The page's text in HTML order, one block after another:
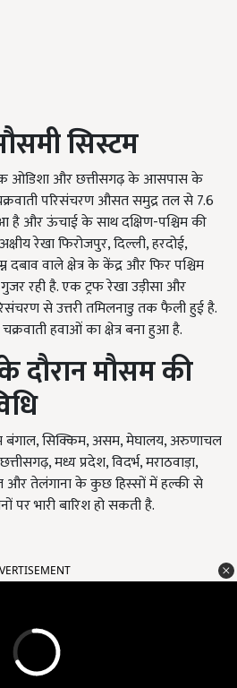
सिस्टम
ओडिशा और छत्तीसगढ़ के आसपास के
परिसंचरण औसत समुद्र तल से 7.6
और ऊंचाई के साथ दक्षिण-पश्चिम की
रेखा फिरोजपुर, दिल्ली, हरदोई,
दबाव वाले क्षेत्र के केंद्र और फिर पश्चिम
रही है. एक ट्रफ रेखा उड़ीसा और
से उत्तरी तमिलनाडु तक फैली हुई है.
हवाओं का क्षेत्र बना हुआ है.
दौरान मौसम की
बंगाल, सिक्किम, असम, मेघालय, अरुणाचल
मध्य प्रदेश, विदर्भ, मराठवाड़ा,
और तेलंगाना के कुछ हिस्सों में हल्की से
पर भारी बारिश हो सकती है.